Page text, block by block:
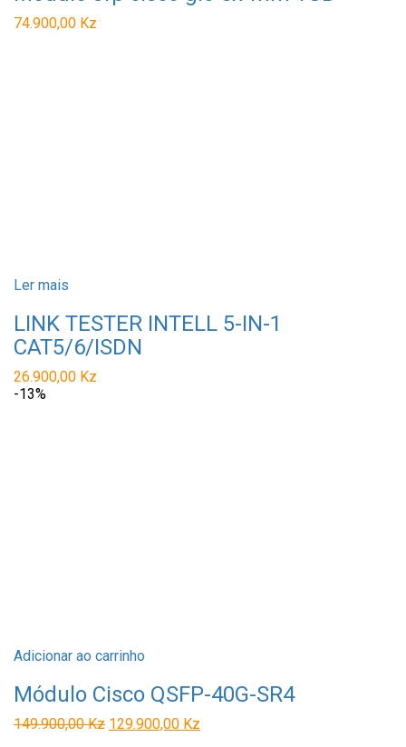
74.900,00 Kz
Ler mais
LINK TESTER INTELL 5-IN-1
CAT5/6/ISDN
26.900,00 Kz
-13%
Adicionar ao carrinho
Módulo Cisco QSFP-40G-SR4
149.900,00Kz O
129.900,00 Kz